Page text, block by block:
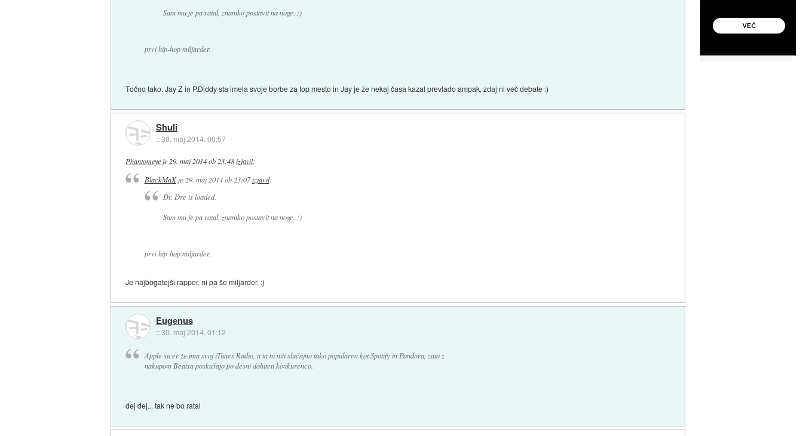
Sam mu je pa ratal, znamko postavit na noge. :)
prvi hip-hop miljarder.
Točno tako. Jay Z in P.Diddy sta imela svoje borbe za top mesto in Jay je že nekaj časa kazal prevlado ampak, zdaj ni več debate :)
Shuli
::30. maj 2014, 00:57
Phantomeyeje29. maj 2014 ob 23:48 izjavil:
BlackMaXje 29. maj 2014 ob 23:07 izjavil:
Dr. Dre is loaded.
Sam mu je pa ratal, znamko postavit na noge. :)
prvi hip-hop miljarder.
Je najbogatejši rapper, ni pa še miljarder. :)
Eugenus
::30. maj 2014, 01:12
Apple sicer že ima svoj iTunes Radio, a ta ni niti slučajno tako popularen kot Spotify in Pandora, zato z
nakupom Beatsa poskušajo po desni dohiteti konkurenco.
dej dej... tak ne bo ratal